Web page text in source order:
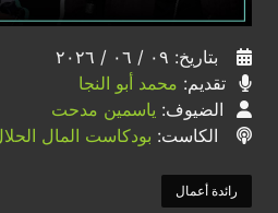
بتاريخ: ٠٩ / ٠٦ / ٢٠٢٦
تقديم: محمد أبو النجا
الضيوف: ياسمين مدحت
الكاست: بودكاست المال
رائدة أعمال